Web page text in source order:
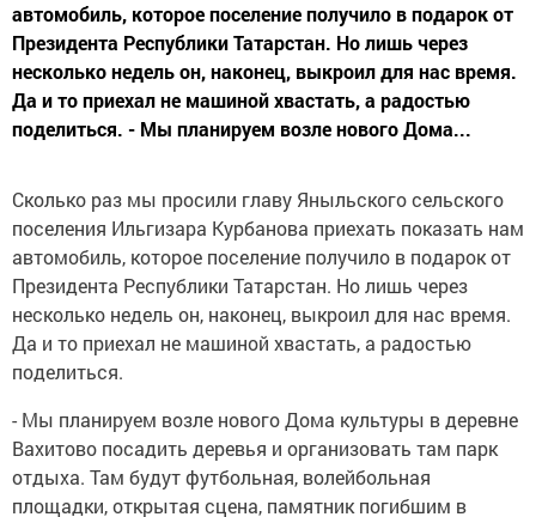
автомобиль, которое поселение получило в подарок от
Президента Республики Татарстан. Но лишь через
несколько недель он, наконец, выкроил для нас время.
Да и то приехал не машиной хвастать, а радостью
поделиться. - Мы планируем возле нового Дома...
Сколько раз мы просили главу Яныльского сельского
поселения Ильгизара Курбанова приехать показать нам
автомобиль, которое поселение получило в подарок от
Президента Республики Татарстан. Но лишь через
несколько недель он, наконец, выкроил для нас время.
Да и то приехал не машиной хвастать, а радостью
поделиться.
- Мы планируем возле нового Дома культуры в деревне
Вахитово посадить деревья и организовать там парк
отдыха. Там будут футбольная, волейбольная
площадки, открытая сцена, памятник погибшим в